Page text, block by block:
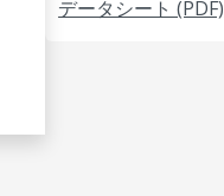
データシート (PDF)